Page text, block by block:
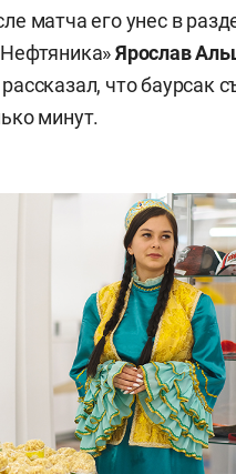
матча его унес в
Ярослав
что баурсак
минут.